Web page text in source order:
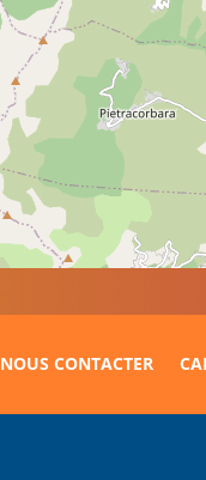
NOUS CONTACTER